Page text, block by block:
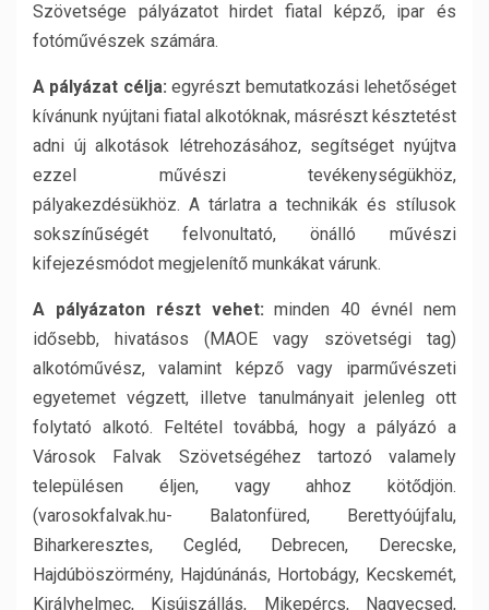
Szövetsége pályázatot hirdet fiatal képző, ipar és
fotóművészek számára.
A pályázat célja: egyrészt bemutatkozási lehetőséget
kívánunk nyújtani fiatal alkotóknak, másrészt késztetést
adni új alkotások létrehozásához, segítséget nyújtva
ezzel művészi tevékenységükhöz,
pályakezdésükhöz. A tárlatra a technikák és stílusok
sokszínűségét felvonultató, önálló művészi
kifejezésmódot megjelenítő munkákat várunk.
A pályázaton részt vehet: minden 40 évnél nem
idősebb, hivatásos (MAOE vagy szövetségi tag)
alkotóművész, valamint képző vagy iparművészeti
egyetemet végzett, illetve tanulmányait jelenleg ott
folytató alkotó. Feltétel továbbá, hogy a pályázó a
Városok Falvak Szövetségéhez tartozó valamely
településen éljen, vagy ahhoz kötődjön.
(varosokfalvak.hu- Balatonfüred, Berettyóújfalu,
Biharkeresztes, Cegléd, Debrecen, Derecske,
Hajdúböszörmény, Hajdúnánás, Hortobágy, Kecskemét,
Királyhelmec, Kisújszállás, Mikepércs, Nagyecsed,